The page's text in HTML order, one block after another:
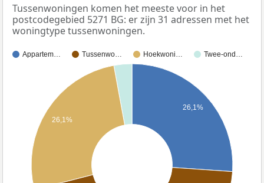
Tussenwoningen komen het meeste voor in het
postcodegebied 5271 BG: er zijn 31 adressen met het
woningtype tussenwoningen.
Appartem… Tussenwo… Hoekwoni… Twee-ond…
26,1%
26,1%